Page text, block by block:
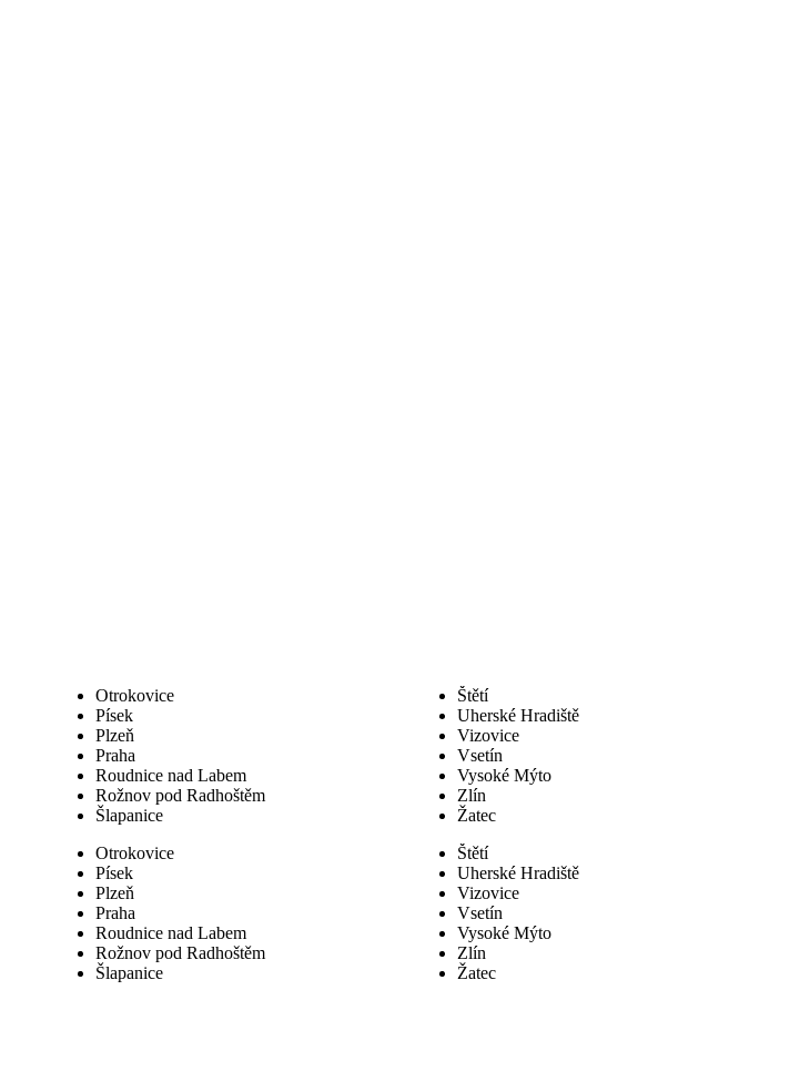
Otrokovice
Písek
Plzeň
Praha
Roudnice nad Labem
Rožnov pod Radhoštěm
Šlapanice
Štětí
Uherské Hradiště
Vizovice
Vsetín
Vysoké Mýto
Zlín
Žatec
Otrokovice
Písek
Plzeň
Praha
Roudnice nad Labem
Rožnov pod Radhoštěm
Šlapanice
Štětí
Uherské Hradiště
Vizovice
Vsetín
Vysoké Mýto
Zlín
Žatec